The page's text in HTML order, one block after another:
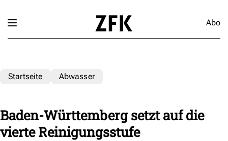
Abo
Startseite Abwasser
Baden-Württemberg setzt auf die
vierte Reinigungsstufe